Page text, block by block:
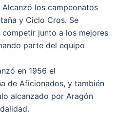
los campeonatos
y Ciclo Cros. Se
junto a los mejores
parte del equipo
en 1956 el
de Aficionados, y también
alcanzado por Aragón